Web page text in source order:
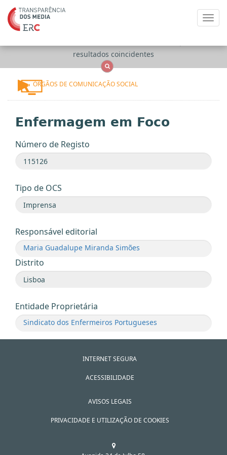
resultados coincidentes
ÓRGÃOS DE COMUNICAÇÃO SOCIAL
Enfermagem em Foco
Número de Registo
Tipo de OCS
Responsável editorial
Maria Guadalupe Miranda Simões
Distrito
Entidade Proprietária
Sindicato dos Enfermeiros Portugueses
INTERNET SEGURA
ACESSIBILIDADE
AVISOS LEGAIS
PRIVACIDADE E UTILIZAÇÃO DE COOKIES